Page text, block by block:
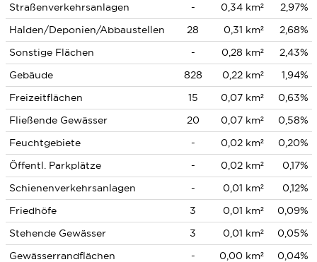
Straßenverkehrsanlagen - 0,34 km²
2,97%
Halden/Deponien/Abbaustellen
28 0,31 km²
2,68%
Sonstige Flächen
- 0,28 km²
2,43%
Gebäude
828 0,22 km²
1,94%
Freizeitflächen
15 0,07 km²
0,63%
Fließende Gewässer
20 0,07 km²
0,58%
Feuchtgebiete
- 0,02 km²
0,20%
Öffentl. Parkplätze
- 0,02 km²
0,17%
Schienenverkehrsanlagen
- 0,01 km²
0,12%
Friedhöfe
3 0,01 km²
0,09%
Stehende Gewässer
3 0,01 km²
0,05%
Gewässerrandflächen
- 0,00 km² 0,04%